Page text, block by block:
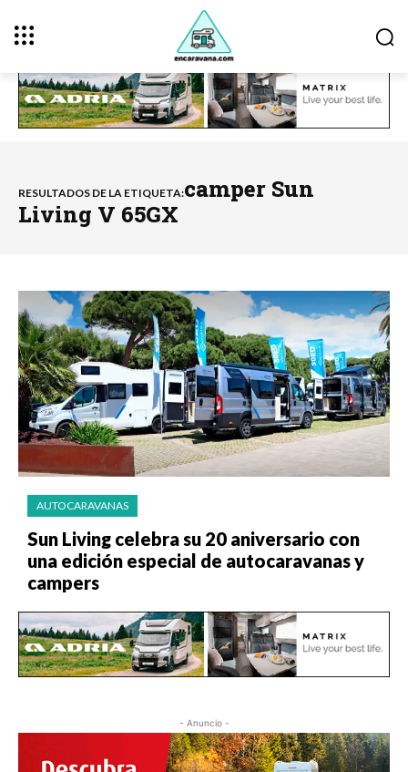
RESULTADOS DE LA ETIQUETA:camper Sun
Living V 65GX
AUTOCARAVANAS
Sun Living celebra su 20 aniversario con
una edición especial de autocaravanas y
campers
- Anuncio -